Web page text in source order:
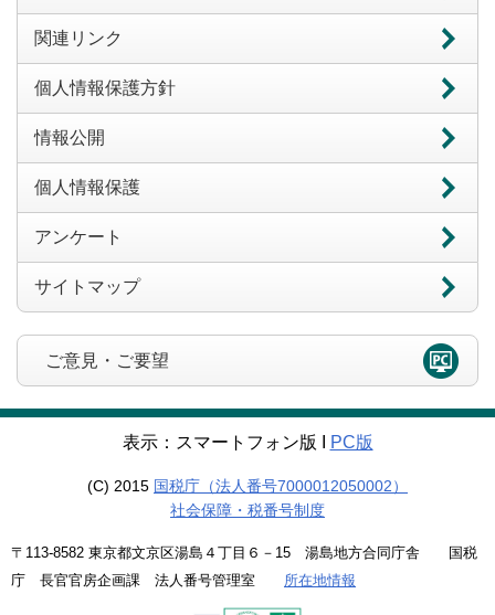
関連リンク
個人情報保護方針
情報公開
個人情報保護
アンケート
サイトマップ
ご意見・ご要望
表示：スマートフォン版 Ι PC版
(C) 2015 国税庁（法人番号7000012050002）
社会保障・税番号制度
〒113-8582 東京都文京区湯島４丁目６－15 湯島地方合同庁舎 国税
庁 長官官房企画課 法人番号管理室 所在地情報